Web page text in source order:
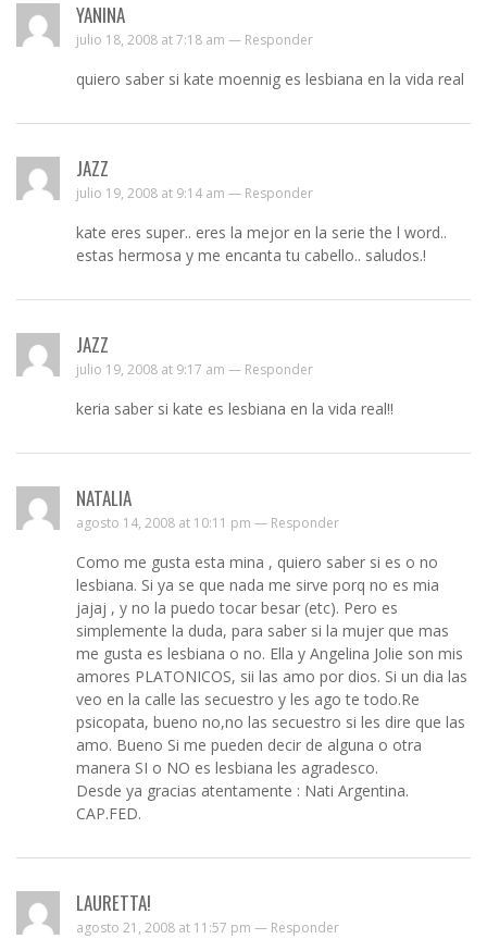
YANINA
julio 18, 2008 at 7:18 am — Responder
quiero saber si kate moennig es lesbiana en la vida real
JAZZ
julio 19, 2008 at 9:14 am — Responder
kate eres super.. eres la mejor en la serie the l word..
estas hermosa y me encanta tu cabello.. saludos.!
JAZZ
julio 19, 2008 at 9:17 am — Responder
keria saber si kate es lesbiana en la vida real!!
NATALIA
agosto 14, 2008 at 10:11 pm — Responder
Como me gusta esta mina , quiero saber si es o no
lesbiana. Si ya se que nada me sirve porq no es mia
jajaj , y no la puedo tocar besar (etc). Pero es
simplemente la duda, para saber si la mujer que mas
me gusta es lesbiana o no. Ella y Angelina Jolie son mis
amores PLATONICOS, sii las amo por dios. Si un dia las
veo en la calle las secuestro y les ago te todo.Re
psicopata, bueno no,no las secuestro si les dire que las
amo. Bueno Si me pueden decir de alguna o otra
manera SI o NO es lesbiana les agradesco.
Desde ya gracias atentamente : Nati Argentina.
CAP.FED.
LAURETTA!
agosto 21, 2008 at 11:57 pm — Responder